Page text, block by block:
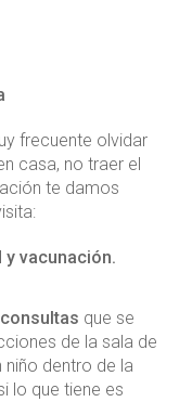
frecuente olvidar
casa, no traer el
te damos
y vacunación.
que se
de la sala de
niño dentro de la
lo que tiene es